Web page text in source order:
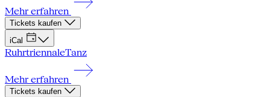
Mehr erfahren
Tickets kaufen
iCal
RuhrtriennaleTanz
Mehr erfahren
Tickets kaufen